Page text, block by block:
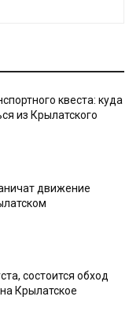
квеста: куда
из Крылатского
движение
состоится обход
Крылатское